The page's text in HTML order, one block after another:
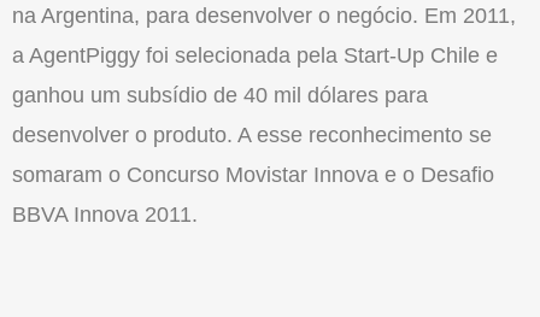
na Argentina, para desenvolver o negócio. Em 2011,
a AgentPiggy foi selecionada pela Start-Up Chile e
ganhou um subsídio de 40 mil dólares para
desenvolver o produto. A esse reconhecimento se
somaram o Concurso Movistar Innova e o Desafio
BBVA Innova 2011.